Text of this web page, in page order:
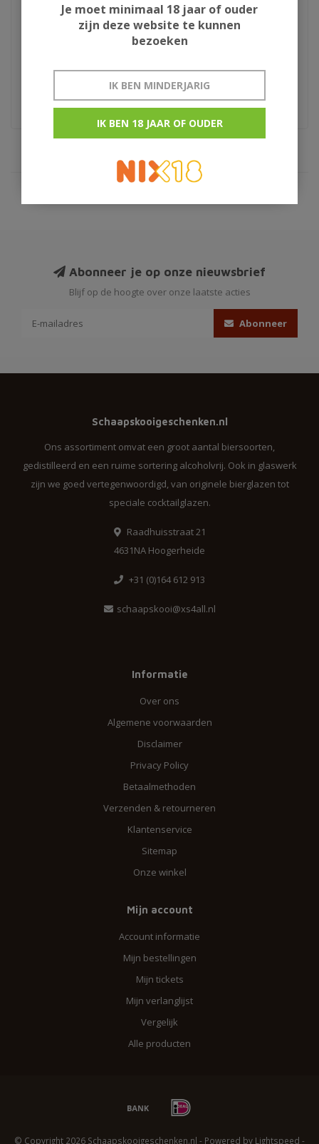
Lindemans Kriek krat
€35,95
Liefmans krat
€32,95
krat 24x25cl
Abonneer je op onze nieuwsbrief
Blijf op de hoogte over onze laatste acties
Abonneer
Schaapskooigeschenken.nl
Ons assortiment omvat een groot aantal biersoorten,
gedistilleerd en een ruime sortering alcoholvrij. Ook in glaswerk
zijn we goed vertegenwoordigd, van originele bierglazen tot
speciale cocktailglazen.
Raadhuisstraat 21
4631NA Hoogerheide
+31 (0)164 612 913
schaapskooi@xs4all.nl
Informatie
Over ons
Algemene voorwaarden
Disclaimer
Privacy Policy
Betaalmethoden
Verzenden & retourneren
Klantenservice
Sitemap
Onze winkel
Mijn account
Account informatie
Mijn bestellingen
Mijn tickets
Mijn verlanglijst
Vergelijk
Alle producten
© Copyright 2026 Schaapskooigeschenken.nl - Powered by Lightspeed -
Je moet minimaal 18 jaar of ouder
zijn deze website te kunnen
bezoeken
IK BEN MINDERJARIG
IK BEN 18 JAAR OF OUDER